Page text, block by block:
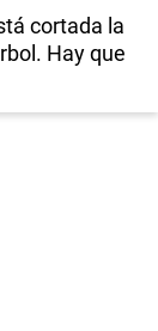
cortada la
Hay que